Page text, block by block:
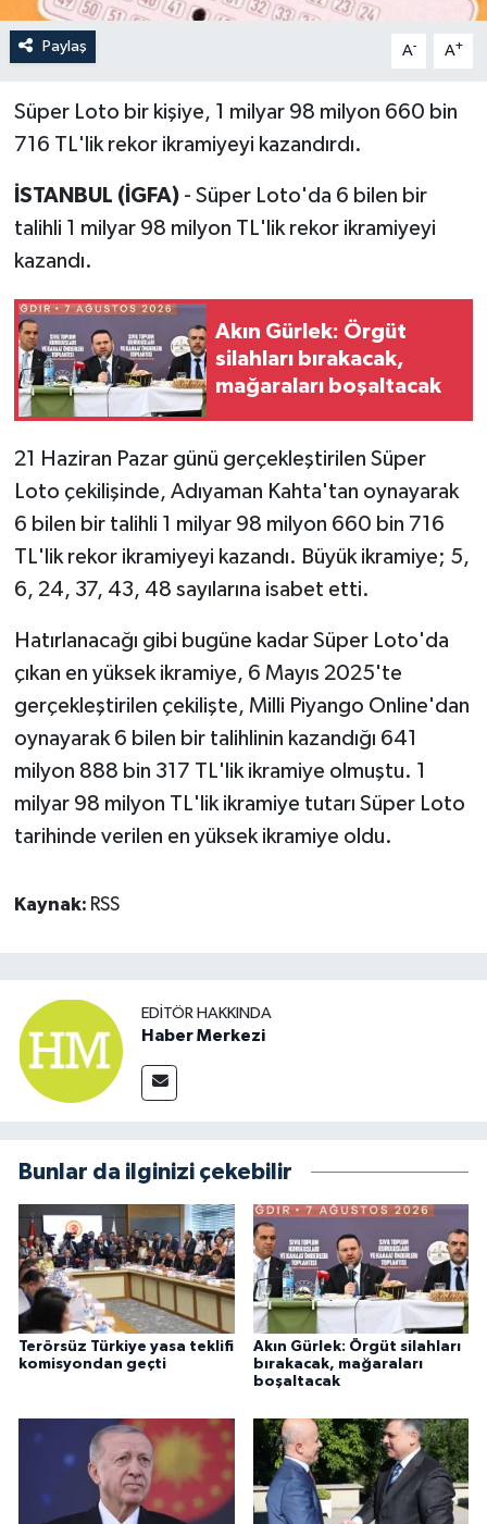
Paylaş A- A+
Süper Loto bir kişiye, 1 milyar 98 milyon 660 bin
716 TL'lik rekor ikramiyeyi kazandırdı.
İSTANBUL (İGFA) - Süper Loto'da 6 bilen bir
talihli 1 milyar 98 milyon TL'lik rekor ikramiyeyi
kazandı.
Akın Gürlek: Örgüt
silahları bırakacak,
mağaraları boşaltacak
21 Haziran Pazar günü gerçekleştirilen Süper
Loto çekilişinde, Adıyaman Kahta'tan oynayarak
6 bilen bir talihli 1 milyar 98 milyon 660 bin 716
TL'lik rekor ikramiyeyi kazandı. Büyük ikramiye; 5,
6, 24, 37, 43, 48 sayılarına isabet etti.
Hatırlanacağı gibi bugüne kadar Süper Loto'da
çıkan en yüksek ikramiye, 6 Mayıs 2025'te
gerçekleştirilen çekilişte, Milli Piyango Online'dan
oynayarak 6 bilen bir talihlinin kazandığı 641
milyon 888 bin 317 TL'lik ikramiye olmuştu. 1
milyar 98 milyon TL'lik ikramiye tutarı Süper Loto
tarihinde verilen en yüksek ikramiye oldu.
Kaynak: RSS
EDITÖR HAKKINDA
Haber Merkezi
Bunlar da ilginizi çekebilir
Terörsüz Türkiye yasa teklifi
komisyondan geçti
Akın Gürlek: Örgüt silahları
bırakacak, mağaraları
boşaltacak